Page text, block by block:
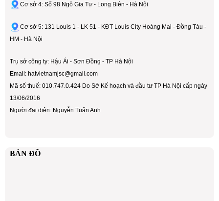
Cơ sở 4: Số 98 Ngô Gia Tự - Long Biên - Hà Nội
Cơ sở 5: 131 Louis 1 - LK 51 - KĐT Louis City Hoàng Mai - Đồng Tàu -
HM - Hà Nội
Trụ sở công ty: Hậu Ái - Sơn Đồng - TP Hà Nội
Email: hatvietnamjsc@gmail.com
Mã số thuế: 010.747.0.424 Do Sở Kế hoạch và đầu tư TP Hà Nội cấp ngày
13/06/2016
Người đại diện: Nguyễn Tuấn Anh
BẢN ĐỒ